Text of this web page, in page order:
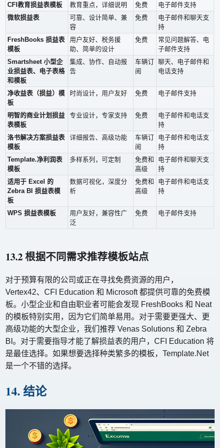
CFI教育损益表模板 教育重点，详细说明 免费
电子邮件支持
微软损益表
可靠、设计简单、兼
容
免费
电子邮件和聊天支
持
FreshBooks 损益表
模板
用户友好、税务援
助、简单的设计
免费
常见问题解答、电
子邮件支持
Smartsheet 小型企
业损益表、电子表格
和模板
集成、协作、自动报
告
车辆订
阅
聊天、电子邮件和
电话支持
净收益表（损益）模
板
时尚设计，用户友好 免费 电子邮件支持
明智的商业计划损益
表模板
专业设计，专家支持 免费
电子邮件和电话支
持
洛书解决方案损益表
模板
详细报告、高级功能
车辆订
阅
电子邮件和电话支
持
Template.净利润表
模板
多样系列，可定制
免费和
高级
电子邮件和聊天支
持
适用于 Excel 的
Zebra BI 损益表模
板
数据可视化，深度分
析
免费和
高级
电子邮件和电话支
持
WPS 损益表模板
用户友好，兼容性广
泛
免费 电子邮件支持
13.2 根据不同需求推荐模板站点
对于预算有限的公司或正在寻找免费资源的用户，
Vertex42、CFI Education 和 Microsoft 都提供可靠的免费模
板。小型企业和自由职业者可能会发现 FreshBooks 和 Neat
的模板特别实用，因为它们简单易用。对于需要更强大、更
高级功能的大型企业，我们推​​荐 Venas Solutions 和 Zebra
BI。对于需要指导才能了解损益表的用户，CFI Education 将
是最佳选择。如果想要选择种类繁多的模板，Template.Net
是一个不错的选择。
14. 结论